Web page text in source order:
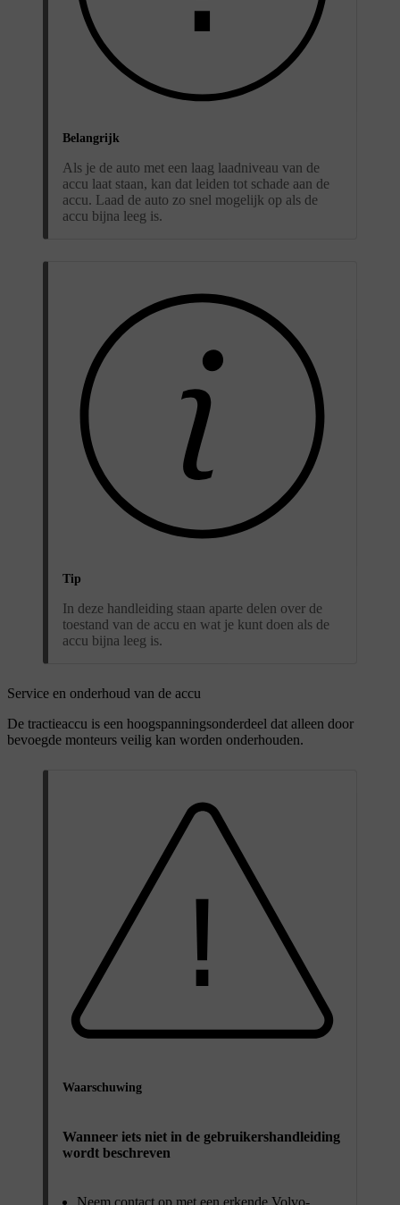
Belangrijk
Als je de auto met een laag laadniveau van de
accu laat staan, kan dat leiden tot schade aan de
accu. Laad de auto zo snel mogelijk op als de
accu bijna leeg is.
Tip
In deze handleiding staan aparte delen over de
toestand van de accu en wat je kunt doen als de
accu bijna leeg is.
Service en onderhoud van de accu
De tractieaccu is een hoogspanningsonderdeel dat alleen door
bevoegde monteurs veilig kan worden onderhouden.
Waarschuwing
Wanneer iets niet in de gebruikershandleiding
wordt beschreven
Neem contact op met een erkende Volvo-